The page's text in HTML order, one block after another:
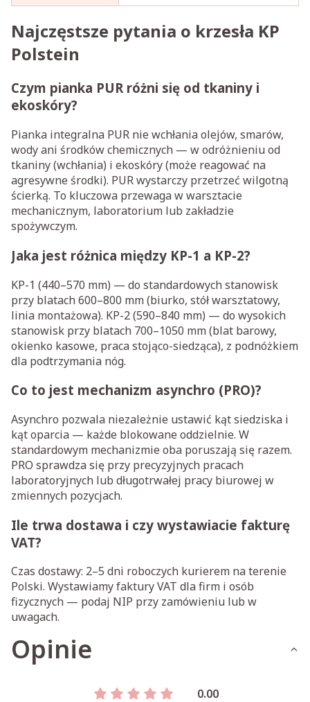
Najczęstsze pytania o krzesła KP
Polstein
Czym pianka PUR różni się od tkaniny i
ekoskóry?
Pianka integralna PUR nie wchłania olejów, smarów,
wody ani środków chemicznych — w odróżnieniu od
tkaniny (wchłania) i ekoskóry (może reagować na
agresywne środki). PUR wystarczy przetrzeć wilgotną
ścierką. To kluczowa przewaga w warsztacie
mechanicznym, laboratorium lub zakładzie
spożywczym.
Jaka jest różnica między KP-1 a KP-2?
KP-1 (440–570 mm) — do standardowych stanowisk
przy blatach 600–800 mm (biurko, stół warsztatowy,
linia montażowa). KP-2 (590–840 mm) — do wysokich
stanowisk przy blatach 700–1050 mm (blat barowy,
okienko kasowe, praca stojąco-siedząca), z podnóżkiem
dla podtrzymania nóg.
Co to jest mechanizm asynchro (PRO)?
Asynchro pozwala niezależnie ustawić kąt siedziska i
kąt oparcia — każde blokowane oddzielnie. W
standardowym mechanizmie oba poruszają się razem.
PRO sprawdza się przy precyzyjnych pracach
laboratoryjnych lub długotrwałej pracy biurowej w
zmiennych pozycjach.
Ile trwa dostawa i czy wystawiacie fakturę
VAT?
Czas dostawy: 2–5 dni roboczych kurierem na terenie
Polski. Wystawiamy faktury VAT dla firm i osób
fizycznych — podaj NIP przy zamówieniu lub w
uwagach.
Opinie
0.00